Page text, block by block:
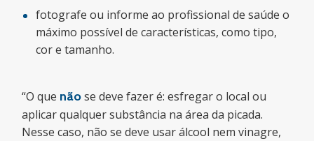
fotografe ou informe ao profissional de saúde o
máximo possível de características, como tipo,
cor e tamanho.
“O que nãose deve fazer é: esfregar o local ou
aplicar qualquer substância na área da picada.
Nesse caso, não se deve usar álcool nem vinagre,